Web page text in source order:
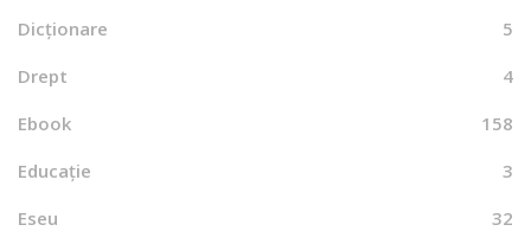
Dicționare
5
Drept
4
Ebook
158
Educație
3
Eseu
32